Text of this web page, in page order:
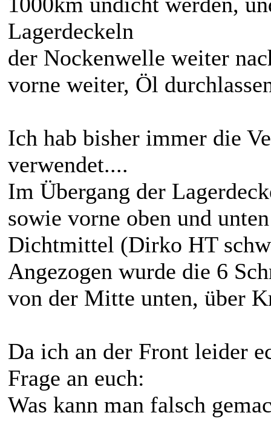
Lagerdeckeln
der Nockenwelle weiter
vorne weiter, Öl
Ich hab bisher immer die
verwendet....
Im Übergang der
sowie vorne oben und
Dichtmittel (Dirko HT
Angezogen wurde die 6
von der Mitte unten, über
Da ich an der Front leider
Frage an euch:
Was kann man falsch